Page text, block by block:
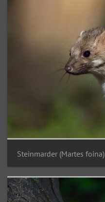
Steinmarder (Martes foina)